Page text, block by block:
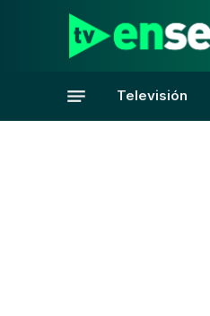
Televisión